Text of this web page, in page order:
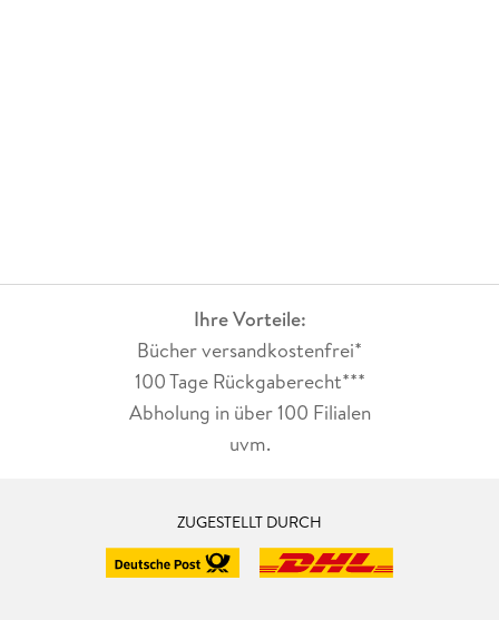
Ihre Vorteile:
Bücher versandkostenfrei*
100 Tage Rückgaberecht***
Abholung in über 100 Filialen
uvm.
ZUGESTELLT DURCH